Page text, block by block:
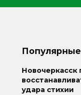
удара стихии